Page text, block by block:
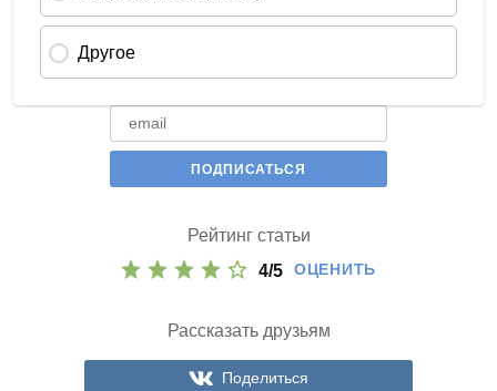
Рейтинг статьи
4/5 ОЦЕНИТЬ
Рассказать друзьям
Поделиться